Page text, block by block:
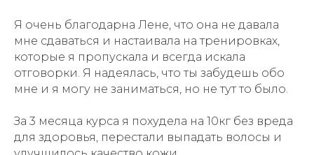
Я очень благодарна Лене, что она не давала
мне сдаваться и настаивала на тренировках,
которые я пропускала и всегда искала
отговорки. Я надеялась, что ты забудешь обо
мне и я могу не заниматься, но не тут то было.
За 3 месяца курса я похудела на 10кг без вреда
для здоровья, перестали выпадать волосы и